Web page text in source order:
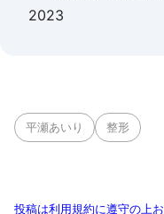
2023
平瀬あいり 整形